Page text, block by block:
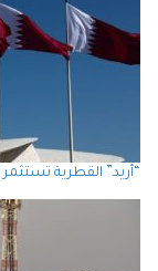
“أريد” القطرية تستثمر 800 مليون دولار في منصة للذكاء الاصطناعي